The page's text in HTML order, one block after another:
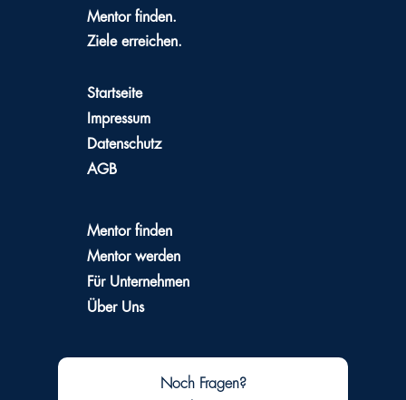
Mentor finden.
Ziele erreichen.
Startseite
Impressum
Datenschutz
AGB
Mentor finden
Mentor werden
Für Unternehmen
Über Uns
Noch Fragen?